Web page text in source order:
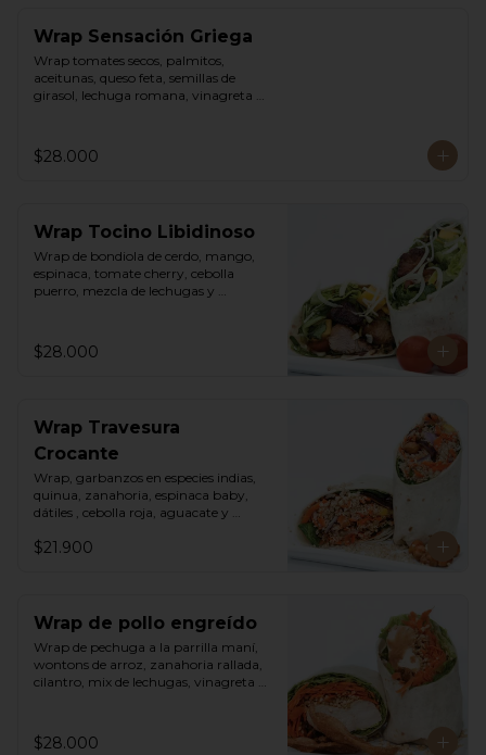
Wrap Sensación Griega
Wrap tomates secos, palmitos,
aceitunas, queso feta, semillas de
girasol, lechuga romana, vinagreta
$28.000
Wrap Tocino Libidinoso
Wrap de bondiola de cerdo, mango,
espinaca, tomate cherry, cebolla
puerro, mezcla de lechugas y
$28.000
Wrap Travesura
Crocante
Wrap, garbanzos en especies indias,
quinua, zanahoria, espinaca baby,
dátiles , cebolla roja, aguacate y
$21.900
Wrap de pollo engreído
Wrap de pechuga a la parrilla maní,
wontons de arroz, zanahoria rallada,
cilantro, mix de lechugas, vinagreta
$28.000